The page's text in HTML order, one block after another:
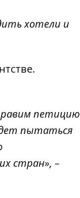
хотели и
петицию
пытаться
стран», –